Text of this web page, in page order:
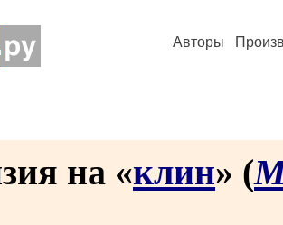
Авторы
на «клин» (